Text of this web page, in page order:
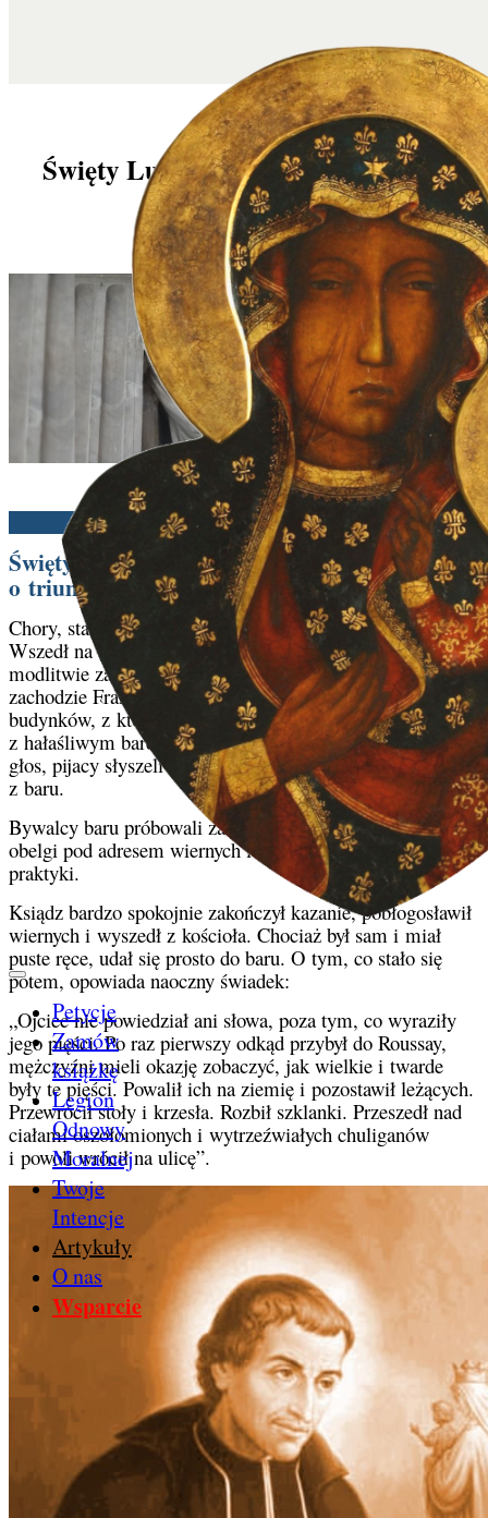
Petycje
Zamów
książkę
Legion
Odnowy
Moralnej
Twoje
Intencje
Artykuły
O nas
Wsparcie
Święty Ludwik Maria Grignion de
Montfort
Ben Broussard | 28/04/2025
Święty Ludwik de Montfort i nasza walka
o triumf Maryi
Chory, stary kapłan przybył do Roussay, aby głosić misję.
Wszedł na ambonę w kościele parafialnym i po krótkiej
modlitwie zaczął przemawiać. To małe miasteczko na
zachodzie Francji składało się z kilku zrujnowanych
budynków, z których najbardziej rzucał się w oczy kościół
z hałaśliwym barem tuż obok. Gdy kaznodzieja podniósł
głos, pijacy słyszeli kazanie, a parafianie hałas dochodzący
z baru.
Bywalcy baru próbowali zakłócić kazanie, wykrzykując
obelgi pod adresem wiernych i wyśmiewając ich za ich
praktyki.
Ksiądz bardzo spokojnie zakończył kazanie, pobłogosławił
wiernych i wyszedł z kościoła. Chociaż był sam i miał
puste ręce, udał się prosto do baru. O tym, co stało się
potem, opowiada naoczny świadek:
„Ojciec nie powiedział ani słowa, poza tym, co wyraziły
jego pięści. Po raz pierwszy odkąd przybył do Roussay,
mężczyźni mieli okazję zobaczyć, jak wielkie i twarde
były te pięści. Powalił ich na ziemię i pozostawił leżących.
Przewrócił stoły i krzesła. Rozbił szklanki. Przeszedł nad
ciałami oszołomionych i wytrzeźwiałych chuliganów
i powoli wrócił na ulicę”.